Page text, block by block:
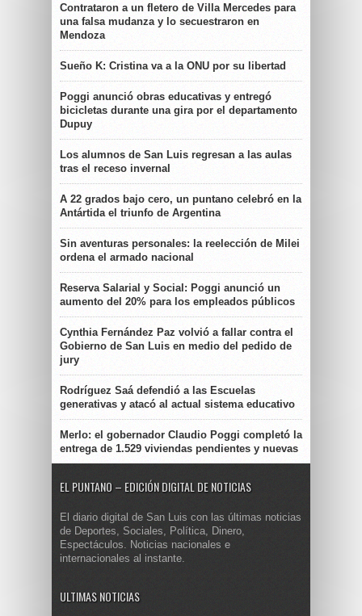
Contrataron a un fletero de Villa Mercedes para
una falsa mudanza y lo secuestraron en
Mendoza
Sueño K: Cristina va a la ONU por su libertad
Poggi anunció obras educativas y entregó
bicicletas durante una gira por el departamento
Dupuy
Los alumnos de San Luis regresan a las aulas
tras el receso invernal
A 22 grados bajo cero, un puntano celebró en la
Antártida el triunfo de Argentina
Sin aventuras personales: la reelección de Milei
ordena el armado nacional
Reserva Salarial y Social: Poggi anunció un
aumento del 20% para los empleados públicos
Cynthia Fernández Paz volvió a fallar contra el
Gobierno de San Luis en medio del pedido de
jury
Rodríguez Saá defendió a las Escuelas
generativas y atacó al actual sistema educativo
Merlo: el gobernador Claudio Poggi completó la
entrega de 1.529 viviendas pendientes y nuevas
EL PUNTANO – EDICIÓN DIGITAL DE NOTICIAS
El diario digital de San Luis con las últimas noticias
de Deportes, Sociales, Política, Dinero,
Espectáculos. Noticias nacionales e
internacionales al instante.
ULTIMAS NOTICIAS